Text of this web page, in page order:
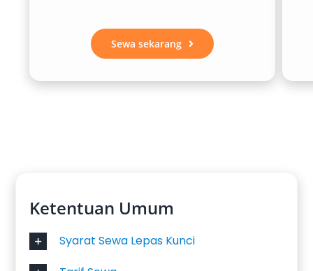
Sewa sekarang
Ketentuan Umum
Syarat Sewa Lepas Kunci